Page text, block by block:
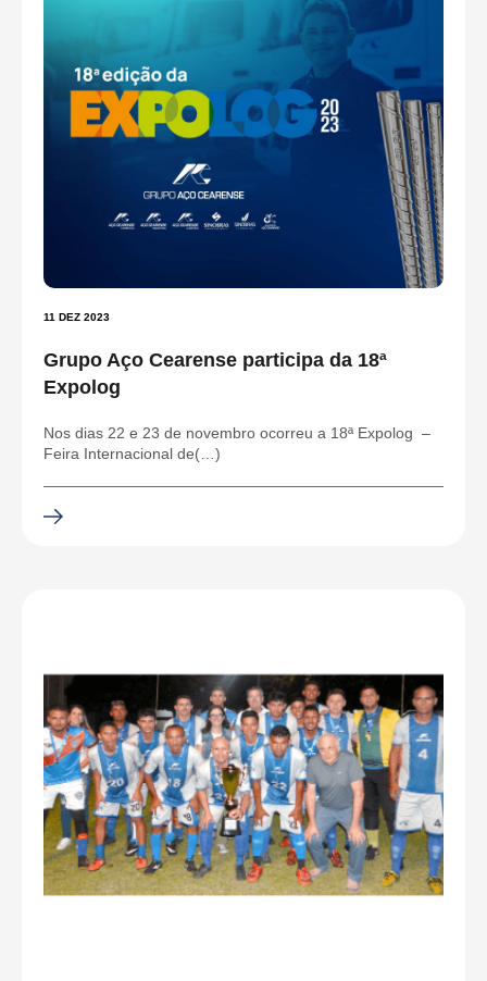
11 DEZ 2023
Grupo Aço Cearense participa da 18ª
Expolog
Nos dias 22 e 23 de novembro ocorreu a 18ª Expolog –
Feira Internacional de(…)